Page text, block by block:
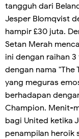
tangguh dari
Jesper Blomqvist
hampir £30 juta.
Setan Merah
ini dengan raihan
dengan nama "The
yang meguras
berhadapan
Champion. Menit-
bagi United ketika
penampilan heroik